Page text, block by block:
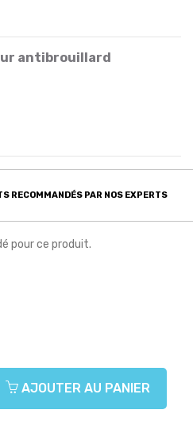
antibrouillard
RECOMMANDÉS PAR NOS EXPERTS
pour ce produit.
AJOUTER AU PANIER